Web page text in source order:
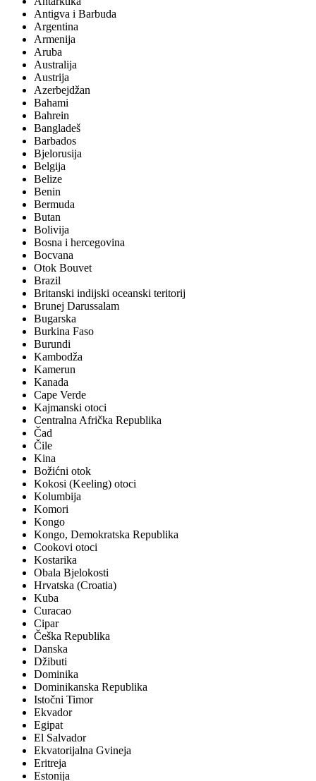
Antigva i Barbuda
Argentina
Armenija
Aruba
Australija
Austrija
Azerbejdžan
Bahami
Bahrein
Bangladeš
Barbados
Bjelorusija
Belgija
Belize
Benin
Bermuda
Butan
Bolivija
Bosna i hercegovina
Bocvana
Otok Bouvet
Brazil
Britanski indijski oceanski teritorij
Brunej Darussalam
Bugarska
Burkina Faso
Burundi
Kambodža
Kamerun
Kanada
Cape Verde
Kajmanski otoci
Centralna Afrička Republika
Čad
Čile
Kina
Božićni otok
Kokosi (Keeling) otoci
Kolumbija
Komori
Kongo
Kongo, Demokratska Republika
Cookovi otoci
Kostarika
Obala Bjelokosti
Hrvatska (Croatia)
Kuba
Curacao
Cipar
Češka Republika
Danska
Džibuti
Dominika
Dominikanska Republika
Istočni Timor
Ekvador
Egipat
El Salvador
Ekvatorijalna Gvineja
Eritreja
Estonija